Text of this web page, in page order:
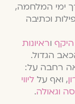
ימי המלחמה,
וכתיבה
וראיונות
הגדול.
רחבה על:
, ואף עלליווי
וגאולה.